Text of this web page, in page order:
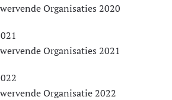
Organisaties 2020
Organisaties 2021
Organisatie 2022